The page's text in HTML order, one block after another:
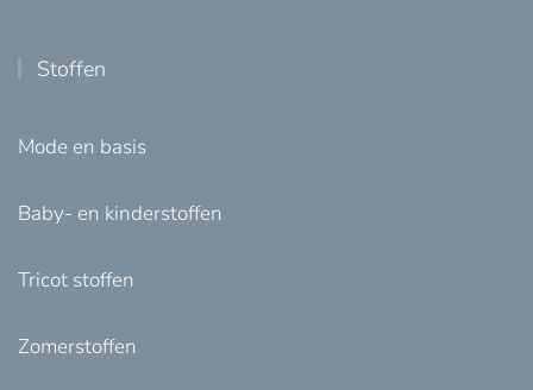
Stoffen
Mode en basis
Baby- en kinderstoffen
Tricot stoffen
Zomerstoffen